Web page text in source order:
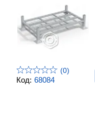
Код: 68084
(0)